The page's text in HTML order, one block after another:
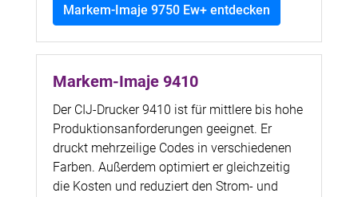
Markem-Imaje 9750 Ew+ entdecken
Markem-Imaje 9410
Der CIJ-Drucker 9410 ist für mittlere bis hohe
Produktionsanforderungen geeignet. Er
druckt mehrzeilige Codes in verschiedenen
Farben. Außerdem optimiert er gleichzeitig
die Kosten und reduziert den Strom- und